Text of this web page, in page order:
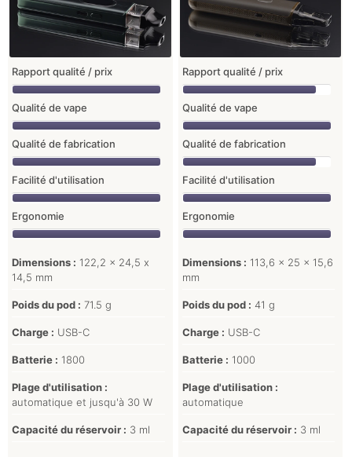
Rapport qualité / prix
Qualité de vape
Qualité de fabrication
Facilité d'utilisation
Ergonomie
Dimensions : 122,2 x 24,5 x
14,5 mm
Poids du pod : 71.5 g
Charge : USB-C
Batterie : 1800
Plage d'utilisation :
automatique et jusqu'à 30 W
Capacité du réservoir : 3 ml
Rapport qualité / prix
Qualité de vape
Qualité de fabrication
Facilité d'utilisation
Ergonomie
Dimensions : 113,6 x 25 x 15,6
mm
Poids du pod : 41 g
Charge : USB-C
Batterie : 1000
Plage d'utilisation :
automatique
Capacité du réservoir : 3 ml